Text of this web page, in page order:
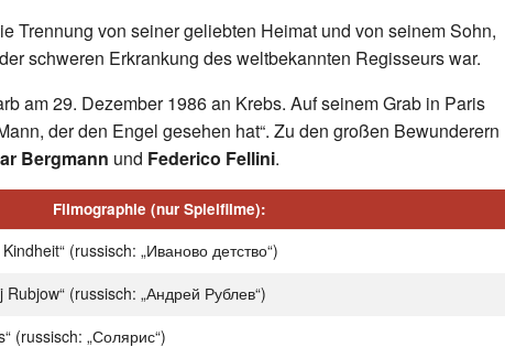
Trennung von seiner geliebten Heimat und von seinem Sohn,
schweren Erkrankung des weltbekannten Regisseurs war.
am 29. Dezember 1986 an Krebs. Auf seinem Grab in Paris
der den Engel gesehen hat“. Zu den großen Bewunderern
Bergmann und Federico Fellini.
Filmographie (nur Spielfilme):
(russisch: „Иваново детство“)
Rubjow“ (russisch: „Андрей Рублев“)
(russisch: „Солярис“)